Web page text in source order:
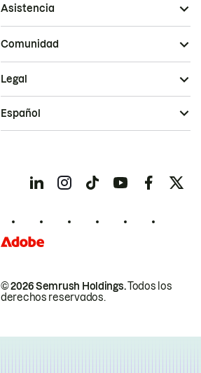
Asistencia
Comunidad
© 2026 Semrush Holdings.Todos los
derechos reservados.
Legal
Español